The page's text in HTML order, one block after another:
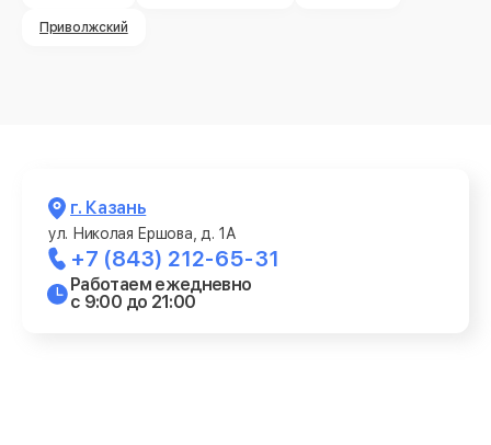
Приволжский
г. Казань
ул. Николая Ершова, д. 1А
+7 (843) 212-65-31
Работаем ежедневно
с 9:00 до 21:00